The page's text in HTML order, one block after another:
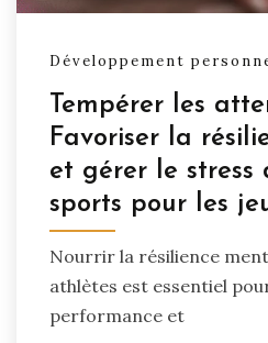
Développement
Tempérer les
Favoriser la
et gérer le stress
sports pour les
Nourrir la résilience
athlètes est essentiel
performance et